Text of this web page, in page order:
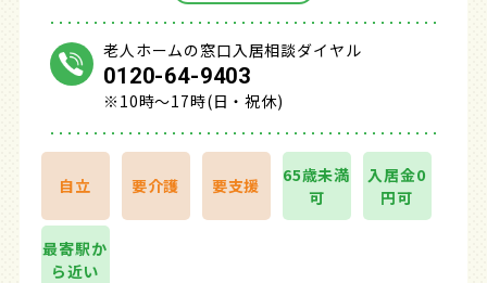
老人ホームの窓口入居相談ダイヤル
0120-64-9403
※10時～17時(日・祝休)
自立 要介護 要支援
65歳未満
可
入居金0
円可
最寄駅か
ら近い